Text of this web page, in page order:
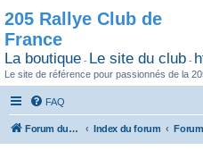
205 Rallye Club de
France
La boutique - Le site du club -
Le site de référence pour passionnés de la
FAQ
Forum du 205 Rallye club de France Index du forum